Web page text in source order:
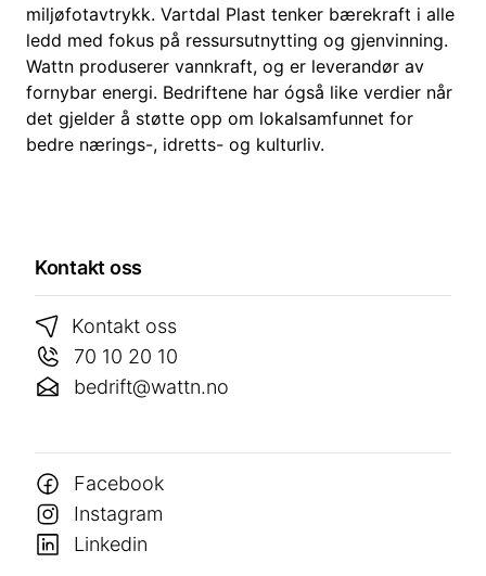
miljøfotavtrykk. Vartdal Plast tenker bærekraft i alle
ledd med fokus på ressursutnytting og gjenvinning.
Wattn produserer vannkraft, og er leverandør av
fornybar energi. Bedriftene har ógså like verdier når
det gjelder å støtte opp om lokalsamfunnet for
bedre nærings-, idretts- og kulturliv.
Kontakt oss
Kontakt oss
70 10 20 10
bedrift@wattn.no
Facebook
Instagram
Linkedin